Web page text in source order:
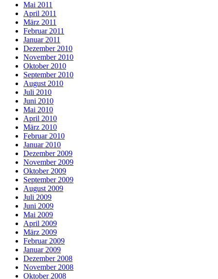
Mai 2011
April 2011
März 2011
Februar 2011
Januar 2011
Dezember 2010
November 2010
Oktober 2010
September 2010
August 2010
Juli 2010
Juni 2010
Mai 2010
April 2010
März 2010
Februar 2010
Januar 2010
Dezember 2009
November 2009
Oktober 2009
September 2009
August 2009
Juli 2009
Juni 2009
Mai 2009
April 2009
März 2009
Februar 2009
Januar 2009
Dezember 2008
November 2008
Oktober 2008